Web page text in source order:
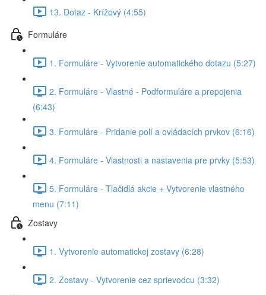
13. Dotaz - Krížový (4:55)
Formuláre
1. Formuláre - Vytvorenie automatického dotazu (5:27)
2. Formuláre - Vlastné - Podformuláre a prepojenia
(6:43)
3. Formuláre - Pridanie polí a ovládacích prvkov (6:16)
4. Formuláre - Vlastnosti a nastavenia pre prvky (5:53)
5. Formuláre - Tlačidlá akcie + Vytvorenie vlastného
menu (7:11)
Zostavy
1. Vytvorenie automatickej zostavy (6:28)
2. Zostavy - Vytvorenie cez sprievodcu (3:32)